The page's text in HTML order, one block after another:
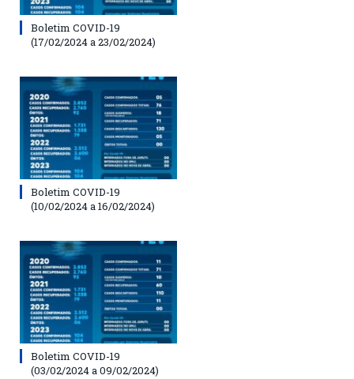
Boletim COVID-19
(17/02/2024 a 23/02/2024)
Boletim COVID-19
(10/02/2024 a 16/02/2024)
Boletim COVID-19
(03/02/2024 a 09/02/2024)